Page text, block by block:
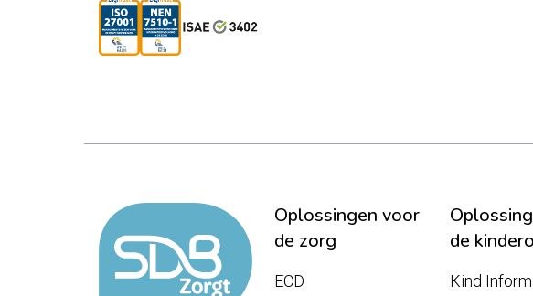
Oplossingen voor
de zorg
de
ECD
Kind